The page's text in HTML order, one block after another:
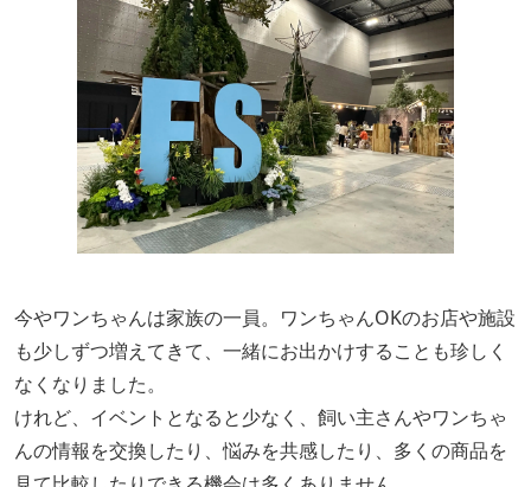
今やワンちゃんは家族の一員。ワンちゃんOKのお店や施設
も少しずつ増えてきて、一緒にお出かけすることも珍しく
なくなりました。
けれど、イベントとなると少なく、飼い主さんやワンちゃ
んの情報を交換したり、悩みを共感したり、多くの商品を